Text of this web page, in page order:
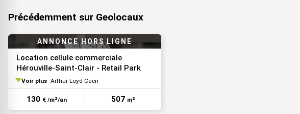
Précédemment sur Geolocaux
Location cellule commerciale
Hérouville-Saint-Clair - Retail Park
Voir plus Arthur Loyd Caen
130 € /m²/an 507 m²